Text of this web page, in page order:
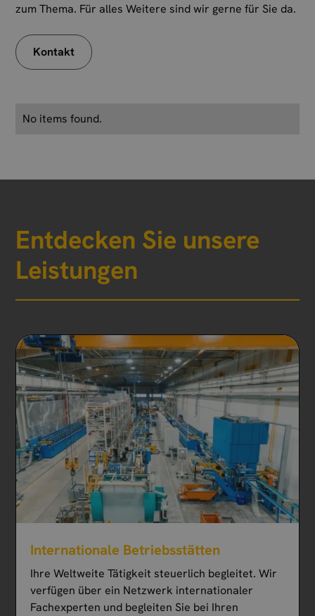
zum Thema. Für alles Weitere sind wir gerne für Sie da.
Kontakt
No items found.
Entdecken Sie unsere
Leistungen
Internationale Betriebsstätten
Ihre Weltweite Tätigkeit steuerlich begleitet. Wir
verfügen über ein Netzwerk internationaler
Fachexperten und begleiten Sie bei Ihren